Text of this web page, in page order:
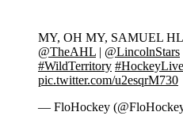
MY, OH MY, SAMUEL
@TheAHL | @LincolnStars
#WildTerritory
pic.twitter.com/u2esqrM730
— FloHockey